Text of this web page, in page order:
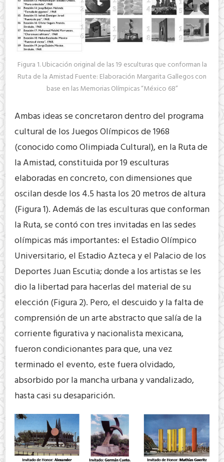
Figura 1. Ubicación original de las 19 esculturas que conforman la
Ruta de la Amistad Fuente: Elaboración Margarita Gallegos con
base en las Memorias Olímpicas “México 68”
Ambas ideas se concretaron dentro del programa
cultural de los Juegos Olímpicos de 1968
(conocido como Olimpiada Cultural), en la Ruta de
la Amistad, constituida por 19 esculturas
elaboradas en concreto, con dimensiones que
oscilan desde los 4.5 hasta los 20 metros de altura
(Figura 1). Además de las esculturas que conforman
la Ruta, se contó con tres invitadas en las sedes
olímpicas más importantes: el Estadio Olímpico
Universitario, el Estadio Azteca y el Palacio de los
Deportes Juan Escutia; donde a los artistas se les
dio la libertad para hacerlas del material de su
elección (Figura 2). Pero, el descuido y la falta de
comprensión de un arte abstracto que salía de la
corriente figurativa y nacionalista mexicana,
fueron condicionantes para que, una vez
terminado el evento, este fuera olvidado,
absorbido por la mancha urbana y vandalizado,
hasta casi su desaparición.